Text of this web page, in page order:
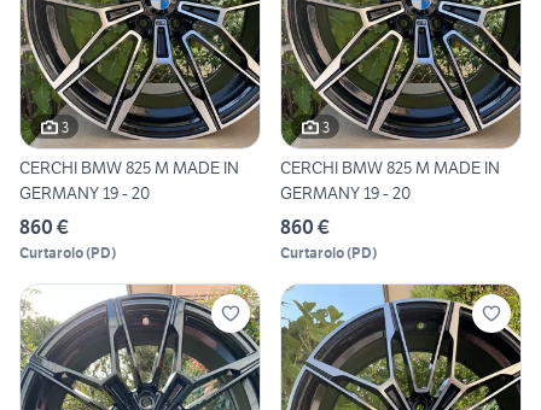
3
CERCHI BMW 825 M MADE IN
GERMANY 19 - 20
860 €
Curtarolo(PD)
3
CERCHI BMW 825 M MADE IN
GERMANY 19 - 20
860 €
Curtarolo(PD)